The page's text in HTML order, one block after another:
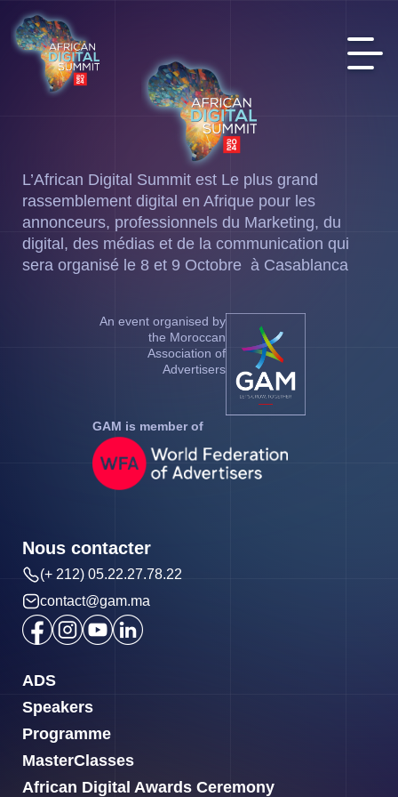
L’African Digital Summit est Le plus grand
rassemblement digital en Afrique pour les
annonceurs, professionnels du Marketing, du
digital, des médias et de la communication qui
sera organisé le 8 et 9 Octobre à Casablanca
An event organised by
the Moroccan
Association of
Advertisers
GAM is member of
ADS
Speakers
Programme
MasterClasses
African Digital Awards Ceremony
Nous contacter
(+ 212) 05.22.27.78.22
contact@gam.ma